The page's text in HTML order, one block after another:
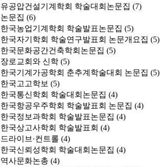
유공압건설기계학회 학술대회논문집 (7)
논문집 (6)
한국농업기계학회 학술발표논문집 (5)
한국자기학회 학술연구발표회 논문개요집 (5)
한국문화공간건축학회논문집 (5)
장로교회와 신학 (5)
한국기계가공학회 춘추계학술대회 논문집 (5)
한국고고학보 (5)
한국통신학회 학술대회논문집 (4)
한국항공우주학회 학술발표회 논문집 (4)
한국정보과학회 학술발표논문집 (4)
한국상고사학회 학술발표회 (4)
드라이브·컨트롤 (4)
한국신뢰성학회 학술대회논문집 (4)
역사문화논총 (4)